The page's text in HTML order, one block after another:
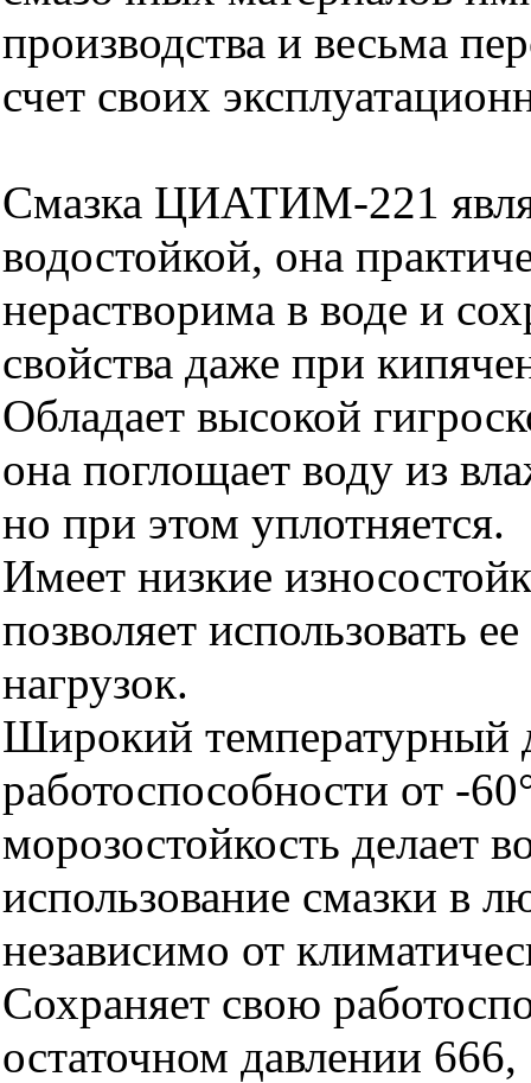
производства и весьма
счет своих
Смазка ЦИАТИМ-221
водостойкой, она
нерастворима в воде и
свойства даже при
Обладает высокой
она поглощает воду из
но при этом уплотняется.
Имеет низкие
позволяет использовать
нагрузок.
Широкий температурный
работоспособности от -
морозостойкость делает
использование смазки в
независимо от
Сохраняет свою
остаточном давлении